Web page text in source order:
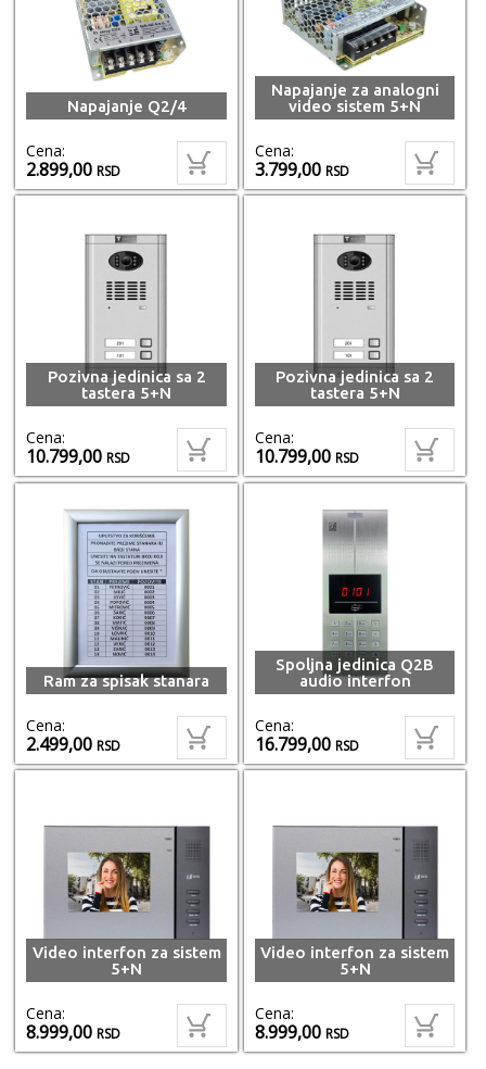
Napajanje Q2/4
Cena:
2.899,00RSD
Napajanje za analogni
video sistem 5+N
Cena:
3.799,00RSD
Pozivna jedinica sa 2
tastera 5+N
Cena:
10.799,00RSD
Pozivna jedinica sa 2
tastera 5+N
Cena:
10.799,00RSD
Ram za spisak stanara
Cena:
2.499,00RSD
Spoljna jedinica Q2B
audio interfon
Cena:
16.799,00RSD
Video interfon za sistem
5+N
Cena:
8.999,00RSD
Video interfon za sistem
5+N
Cena:
8.999,00RSD